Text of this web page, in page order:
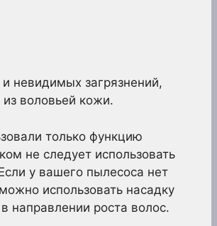
невидимых загрязнений,
воловьей кожи.
только функцию
не следует использовать
у вашего пылесоса нет
использовать насадку
направлении роста волос.